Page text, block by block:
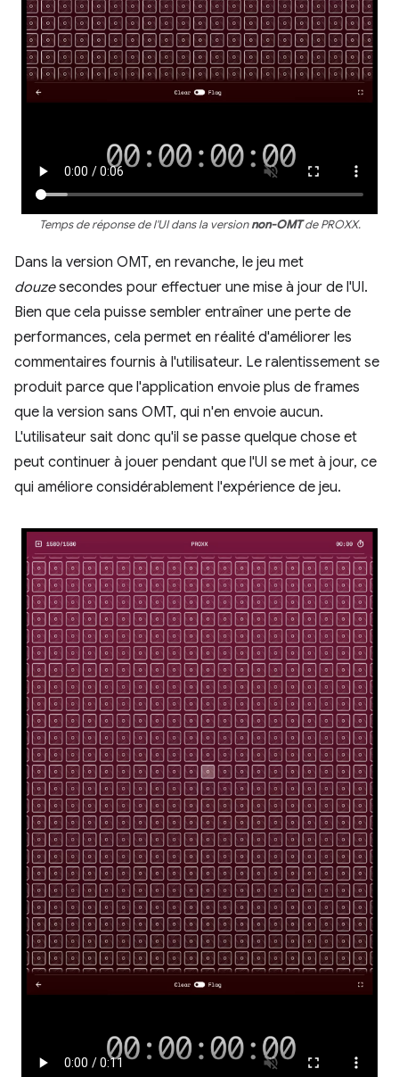
Temps de réponse de l'UI dans la versionnon-OMTde PROXX.
Dans la version OMT, en revanche, le jeu met
douzesecondes pour effectuer une mise à jour de l'UI.
Bien que cela puisse sembler entraîner une perte de
performances, cela permet en réalité d'améliorer les
commentaires fournis à l'utilisateur. Le ralentissement se
produit parce que l'application envoie plus de frames
que la version sans OMT, qui n'en envoie aucun.
L'utilisateur sait donc qu'il se passe quelque chose et
peut continuer à jouer pendant que l'UI se met à jour, ce
qui améliore considérablement l'expérience de jeu.